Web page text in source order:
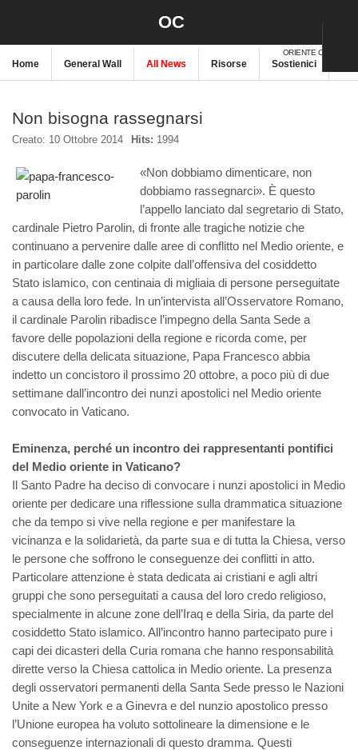
OC
ORIENTE CRISTIANO
Home General Wall All News Risorse Sostienici
Non bisogna rassegnarsi
Creato: 10 Ottobre 2014 Hits: 1994
«Non dobbiamo dimenticare, non
dobbiamo rassegnarci». È questo
l’appello lanciato dal segretario di Stato,
cardinale Pietro Parolin, di fronte alle tragiche notizie che
continuano a pervenire dalle aree di conflitto nel Medio oriente, e
in particolare dalle zone colpite dall’offensiva del cosiddetto
Stato islamico, con centinaia di migliaia di persone perseguitate
a causa della loro fede. In un’intervista all’Osservatore Romano,
il cardinale Parolin ribadisce l’impegno della Santa Sede a
favore delle popolazioni della regione e ricorda come, per
discutere della delicata situazione, Papa Francesco abbia
indetto un concistoro il prossimo 20 ottobre, a poco più di due
settimane dall’incontro dei nunzi apostolici nel Medio oriente
convocato in Vaticano.
Eminenza, perché un incontro dei rappresentanti pontifici
del Medio oriente in Vaticano?
Il Santo Padre ha deciso di convocare i nunzi apostolici in Medio
oriente per dedicare una riflessione sulla drammatica situazione
che da tempo si vive nella regione e per manifestare la
vicinanza e la solidarietà, da parte sua e di tutta la Chiesa, verso
le persone che soffrono le conseguenze dei conflitti in atto.
Particolare attenzione è stata dedicata ai cristiani e agli altri
gruppi che sono perseguitati a causa del loro credo religioso,
specialmente in alcune zone dell’Iraq e della Siria, da parte del
cosiddetto Stato islamico. All’incontro hanno partecipato pure i
capi dei dicasteri della Curia romana che hanno responsabilità
dirette verso la Chiesa cattolica in Medio oriente. La presenza
degli osservatori permanenti della Santa Sede presso le Nazioni
Unite a New York e a Ginevra e del nunzio apostolico presso
l’Unione europea ha voluto sottolineare la dimensione e le
conseguenze internazionali di questo dramma. Questi